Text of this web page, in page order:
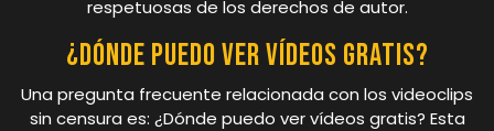
respetuosas de los derechos de autor.
¿Dónde puedo ver vídeos gratis?
Una pregunta frecuente relacionada con los videoclips
sin censura es: ¿Dónde puedo ver vídeos gratis? Esta